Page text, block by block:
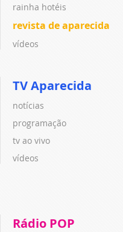
rainha hotéis
revista de aparecida
vídeos
TV Aparecida
notícias
programação
tv ao vivo
vídeos
Rádio POP